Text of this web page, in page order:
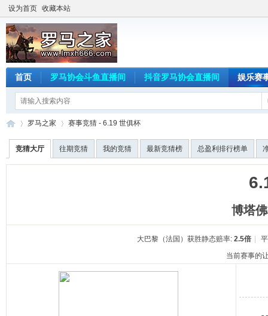
设为首页 收藏本站
首页 罗马协会斗鱼直播间 抖音罗马协会直播间 娱乐赛
罗马之家 赛事竞猜 - 6.19 世俱杯
竞猜大厅 往期竞猜 我的竞猜 最新竞猜榜 总盈利排行榜单
博塔
大巴黎（法国）获胜静态赔率: 2.5倍
当前赛事的